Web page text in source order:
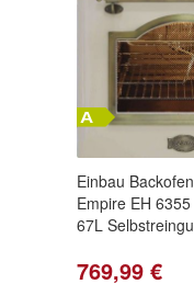
Einbau
Empire EH
67L
769,99 €